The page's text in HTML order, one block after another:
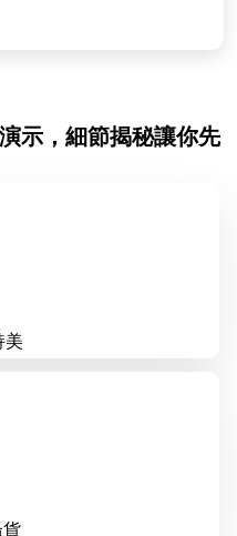
示，細節揭秘讓你先
美